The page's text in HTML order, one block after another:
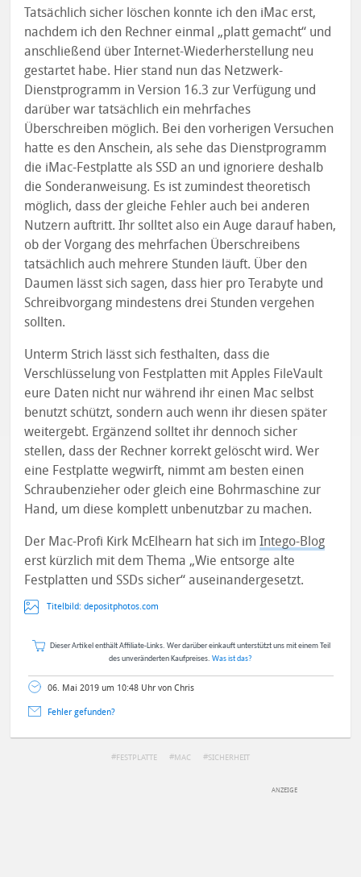
Tatsächlich sicher löschen konnte ich den iMac erst,
nachdem ich den Rechner einmal „platt gemacht“ und
anschließend über Internet-Wiederherstellung neu
gestartet habe. Hier stand nun das Netzwerk-
Dienstprogramm in Version 16.3 zur Verfügung und
darüber war tatsächlich ein mehrfaches
Überschreiben möglich. Bei den vorherigen Versuchen
hatte es den Anschein, als sehe das Dienstprogramm
die iMac-Festplatte als SSD an und ignoriere deshalb
die Sonderanweisung. Es ist zumindest theoretisch
möglich, dass der gleiche Fehler auch bei anderen
Nutzern auftritt. Ihr solltet also ein Auge darauf haben,
ob der Vorgang des mehrfachen Überschreibens
tatsächlich auch mehrere Stunden läuft. Über den
Daumen lässt sich sagen, dass hier pro Terabyte und
Schreibvorgang mindestens drei Stunden vergehen
sollten.
Unterm Strich lässt sich festhalten, dass die
Verschlüsselung von Festplatten mit Apples FileVault
eure Daten nicht nur während ihr einen Mac selbst
benutzt schützt, sondern auch wenn ihr diesen später
weitergebt. Ergänzend solltet ihr dennoch sicher
stellen, dass der Rechner korrekt gelöscht wird. Wer
eine Festplatte wegwirft, nimmt am besten einen
Schraubenzieher oder gleich eine Bohrmaschine zur
Hand, um diese komplett unbenutzbar zu machen.
Der Mac-Profi Kirk McElhearn hat sich imIntego-Blog
erst kürzlich mit dem Thema „Wie entsorge alte
Festplatten und SSDs sicher“ auseinandergesetzt.
Titelbild:depositphotos.com
Dieser Artikel enthält Affiliate-Links. Wer darüber einkauft unterstützt uns mit einem Teil
des unveränderten Kaufpreises. Was ist das?
06. Mai 2019 um 10:48 Uhr von Chris
Fehler gefunden?
FESTPLATTE MAC SICHERHEIT